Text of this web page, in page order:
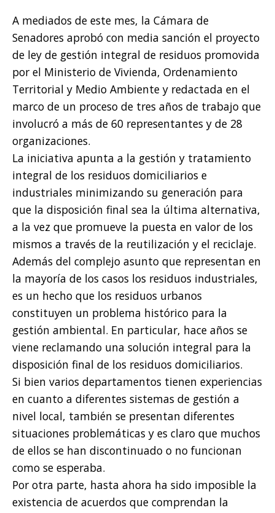
A mediados de este mes, la Cámara de
Senadores aprobó con media sanción el proyecto
de ley de gestión integral de residuos promovida
por el Ministerio de Vivienda, Ordenamiento
Territorial y Medio Ambiente y redactada en el
marco de un proceso de tres años de trabajo que
involucró a más de 60 representantes y de 28
organizaciones.
La iniciativa apunta a la gestión y tratamiento
integral de los residuos domiciliarios e
industriales minimizando su generación para
que la disposición final sea la última alternativa,
a la vez que promueve la puesta en valor de los
mismos a través de la reutilización y el reciclaje.
Además del complejo asunto que representan en
la mayoría de los casos los residuos industriales,
es un hecho que los residuos urbanos
constituyen un problema histórico para la
gestión ambiental. En particular, hace años se
viene reclamando una solución integral para la
disposición final de los residuos domiciliarios.
Si bien varios departamentos tienen experiencias
en cuanto a diferentes sistemas de gestión a
nivel local, también se presentan diferentes
situaciones problemáticas y es claro que muchos
de ellos se han discontinuado o no funcionan
como se esperaba.
Por otra parte, hasta ahora ha sido imposible la
existencia de acuerdos que comprendan la